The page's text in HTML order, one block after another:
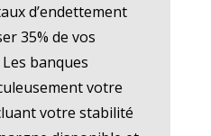
d’endettement
35% de vos
banques
votre
votre stabilité